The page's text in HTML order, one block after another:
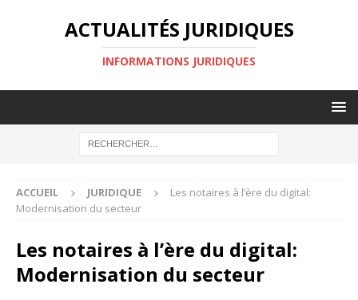
ACTUALITÉS JURIDIQUES
INFORMATIONS JURIDIQUES
ACCUEIL JURIDIQUE
Les notaires à l’ère du digital:
Modernisation du secteur
Les notaires à l’ère du digital:
Modernisation du secteur